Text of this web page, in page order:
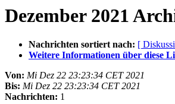
Dezember 2021
Nachrichten sortiert nach: [
Weitere Informationen über diese
Von: Mi Dez 22 23:23:34 CET 2021
Bis: Mi Dez 22 23:23:34 CET 2021
Nachrichten: 1